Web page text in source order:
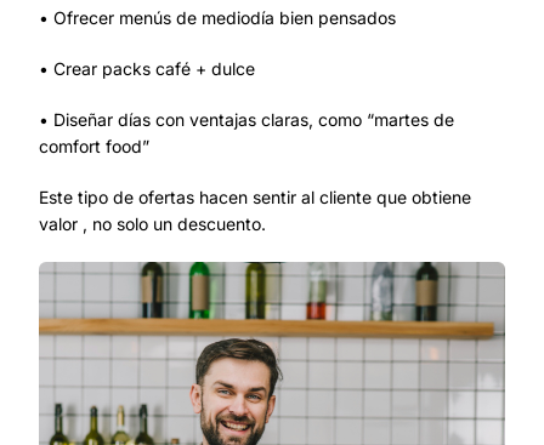
• Ofrecer menús de mediodía bien pensados
• Crear packs café + dulce
• Diseñar días con ventajas claras, como “martes de
comfort food”
Este tipo de ofertas hacen sentir al cliente que obtiene
valor , no solo un descuento.